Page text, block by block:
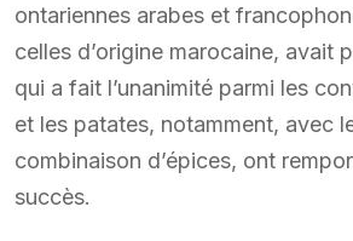
ontariennes arabes et
celles d’origine marocaine, avait
qui a fait l’unanimité parmi les
et les patates, notamment, avec
combinaison d’épices, ont
succès.